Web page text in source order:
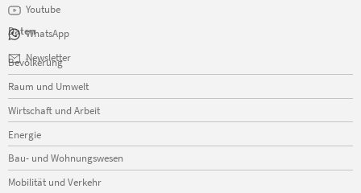
Youtube
WhatsApp
Newsletter
Daten
Navigation
überspringen
Bevölkerung
Raum und Umwelt
Wirtschaft und Arbeit
Energie
Bau- und Wohnungswesen
Mobilität und Verkehr